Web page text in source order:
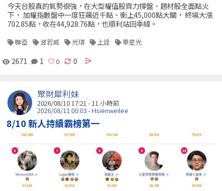
今天台股真的氣勢很強，在大型權值股齊力撐盤、題材股全面點火
下， 加權指數盤中一度狂飆近千點、衝上45,000點大關， 終場大漲
702.85點，收在44,928.76點，也順利站回季線。
聯亞 波若威 光環 上詮 華星光
2671 1 0
聚財犀利妹
2026/08/10 17:21 -11 小時前
2026/08/11 00:03 - Hsienweilee
8/10 新人持續霸榜第一